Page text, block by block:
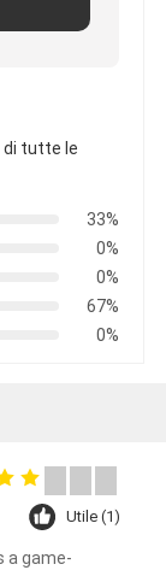
di tutte le
33%
0%
0%
67%
0%
Utile (1)
a game-